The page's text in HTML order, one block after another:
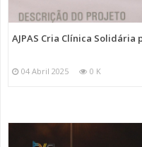
AJPAS Cria Clínica
04 Abril 2025 0 K